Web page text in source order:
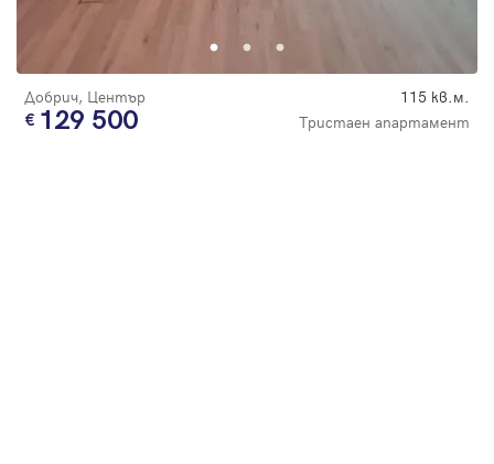
Добрич, Център 115 кв.м.
129 500 Тристаен апартамент